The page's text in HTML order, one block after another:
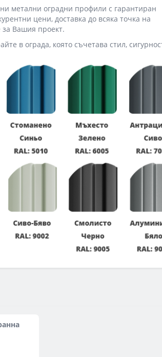
метални оградни профили с гарантиран
цени, доставка до всяка точка на
Вашия проект.
в ограда, която съчетава стил,